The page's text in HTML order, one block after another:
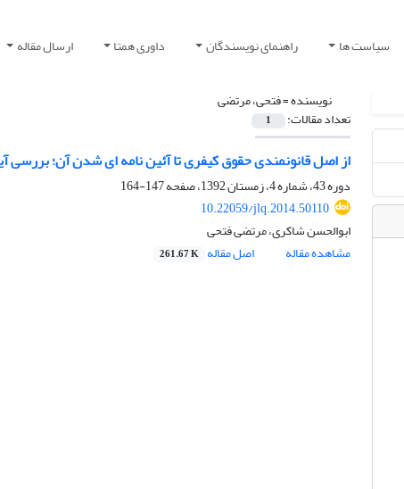
سیاست ها راهنمای نویسندگان داوری همتا ارسال مقاله
نویسنده =فتحی، مرتضی
تعداد مقالات: 1
از اصل قانونمندی حقوق کیفری تا آئین نامه ای شدن آن؛ بررسی آیین
دوره 43، شماره 4، زمستان 1392، صفحه
147-164
10.22059/jlq.2014.50110
ابوالحسن شاکری، مرتضی فتحی
مشاهده مقاله
اصل مقاله 261.67 K